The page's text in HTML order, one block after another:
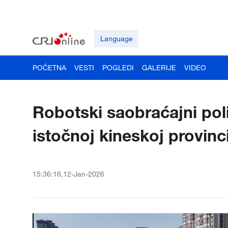
Language
POČETNA VESTI POGLEDI GALERIJE VIDEO
Robotski saobraćajni
istočnoj kineskoj
15:36:16,12-Jan-2026